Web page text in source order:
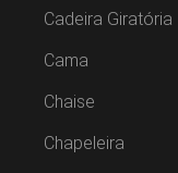
Cadeira Giratória
Cama
Chaise
Chapeleira